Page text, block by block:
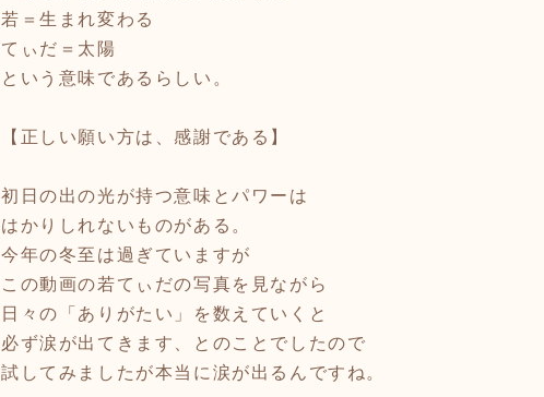
若＝生まれ変わる
てぃだ＝太陽
という意味であるらしい。
【正しい願い方は、感謝である】
初日の出の光が持つ意味とパワーは
はかりしれないものがある。
今年の冬至は過ぎていますが
この動画の若てぃだの写真を見ながら
日々の「ありがたい」を数えていくと
必ず涙が出てきます、とのことでしたので
試してみましたが本当に涙が出るんですね。